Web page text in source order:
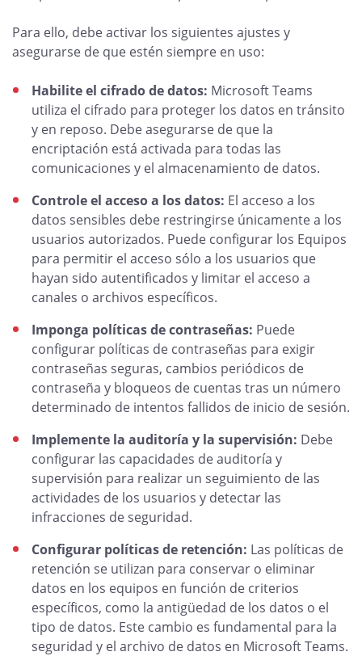
Para ello, debe activar los siguientes ajustes y
asegurarse de que estén siempre en uso:
Habilite el cifrado de datos: Microsoft Teams
utiliza el cifrado para proteger los datos en tránsito
y en reposo. Debe asegurarse de que la
encriptación está activada para todas las
comunicaciones y el almacenamiento de datos.
Controle el acceso a los datos: El acceso a los
datos sensibles debe restringirse únicamente a los
usuarios autorizados. Puede configurar los Equipos
para permitir el acceso sólo a los usuarios que
hayan sido autentificados y limitar el acceso a
canales o archivos específicos.
Imponga políticas de contraseñas: Puede
configurar políticas de contraseñas para exigir
contraseñas seguras, cambios periódicos de
contraseña y bloqueos de cuentas tras un número
determinado de intentos fallidos de inicio de sesión.
Implemente la auditoría y la supervisión: Debe
configurar las capacidades de auditoría y
supervisión para realizar un seguimiento de las
actividades de los usuarios y detectar las
infracciones de seguridad.
Configurar políticas de retención: Las políticas de
retención se utilizan para conservar o eliminar
datos en los equipos en función de criterios
específicos, como la antigüedad de los datos o el
tipo de datos. Este cambio es fundamental para la
seguridad y el archivo de datos en Microsoft Teams.